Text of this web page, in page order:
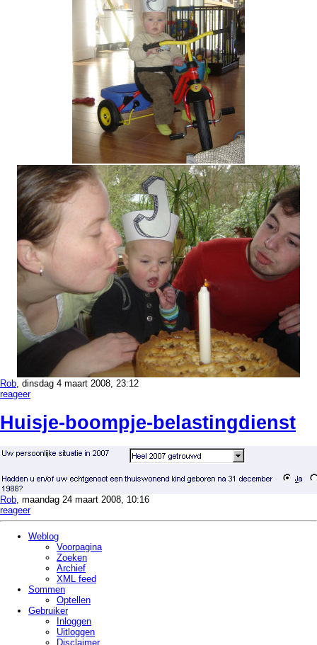
Rob , dinsdag 4 maart 2008, 23:12
reageer
Huisje- boompje- belastingdienst
Rob, maandag 24 maart 2008, 10:16
reageer
Weblog
Voorpagina
Zoeken
Archief
XML feed
Sommen
Optellen
Gebruiker
Inloggen
Uitloggen
Disclaimer